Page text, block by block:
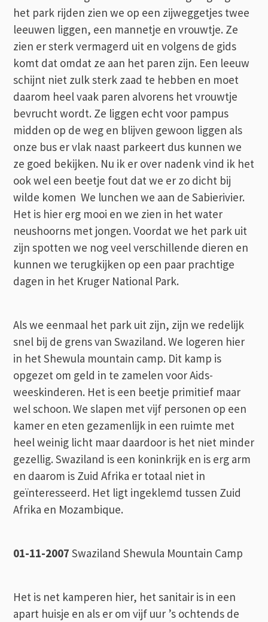
het park rijden zien we op een zijweggetjes twee
leeuwen liggen, een mannetje en vrouwtje. Ze
zien er sterk vermagerd uit en volgens de gids
komt dat omdat ze aan het paren zijn. Een leeuw
schijnt niet zulk sterk zaad te hebben en moet
daarom heel vaak paren alvorens het vrouwtje
bevrucht wordt. Ze liggen echt voor pampus
midden op de weg en blijven gewoon liggen als
onze bus er vlak naast parkeert dus kunnen we
ze goed bekijken. Nu ik er over nadenk vind ik het
ook wel een beetje fout dat we er zo dicht bij
wilde komen We lunchen we aan de Sabierivier.
Het is hier erg mooi en we zien in het water
neushoorns met jongen. Voordat we het park uit
zijn spotten we nog veel verschillende dieren en
kunnen we terugkijken op een paar prachtige
dagen in het Kruger National Park.
Als we eenmaal het park uit zijn, zijn we redelijk
snel bij de grens van Swaziland. We logeren hier
in het Shewula mountain camp. Dit kamp is
opgezet om geld in te zamelen voor Aids-
weeskinderen. Het is een beetje primitief maar
wel schoon. We slapen met vijf personen op een
kamer en eten gezamenlijk in een ruimte met
heel weinig licht maar daardoor is het niet minder
gezellig. Swaziland is een koninkrijk en is erg arm
en daarom is Zuid Afrika er totaal niet in
geïnteresseerd. Het ligt ingeklemd tussen Zuid
Afrika en Mozambique.
01-11-2007 Swaziland Shewula Mountain Camp
Het is net kamperen hier, het sanitair is in een
apart huisje en als er om vijf uur ’s ochtends de